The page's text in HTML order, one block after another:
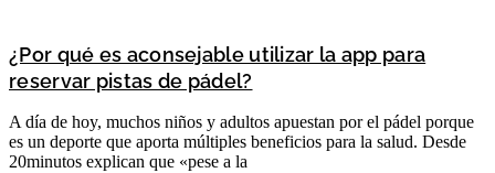
¿Por qué es aconsejable utilizar la app para
reservar pistas de pádel?
A día de hoy, muchos niños y adultos apuestan por el pádel porque
es un deporte que aporta múltiples beneficios para la salud. Desde
20minutos explican que «pese a la